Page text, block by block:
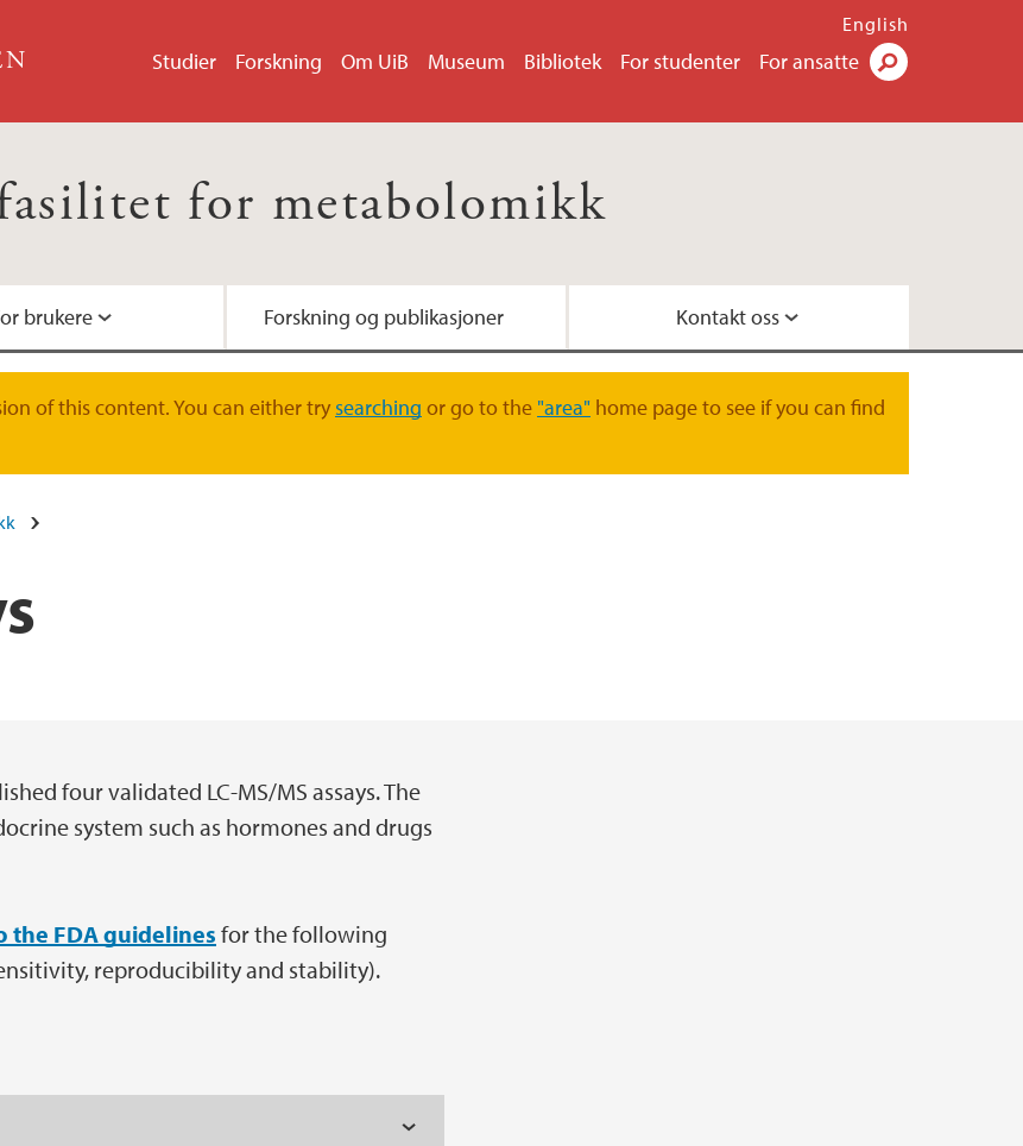
Studier Forskning Om UiB Museum Bibliotek For studenter For ansatte
English
for metabolomikk
brukere Forskning og publikasjoner Kontakt oss
of this content. You can either trysearching or go to the "area" home page to see if you can find
four validated LC-MS/MS assays. The
system such as hormones and drugs
FDA guidelinesfor the following
reproducibility and stability).